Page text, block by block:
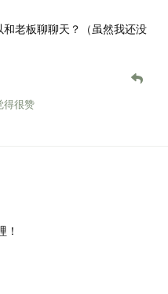
老板聊聊天？（虽然我还没
得很赞
！